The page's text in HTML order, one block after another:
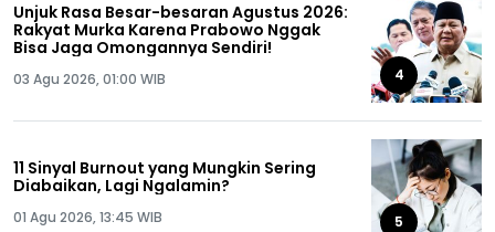
Unjuk Rasa Besar-besaran Agustus 2026:
Rakyat Murka Karena Prabowo Nggak
Bisa Jaga Omongannya Sendiri!
03 Agu 2026, 01:00 WIB 4
11 Sinyal Burnout yang Mungkin Sering
Diabaikan, Lagi Ngalamin?
01 Agu 2026, 13:45 WIB 5